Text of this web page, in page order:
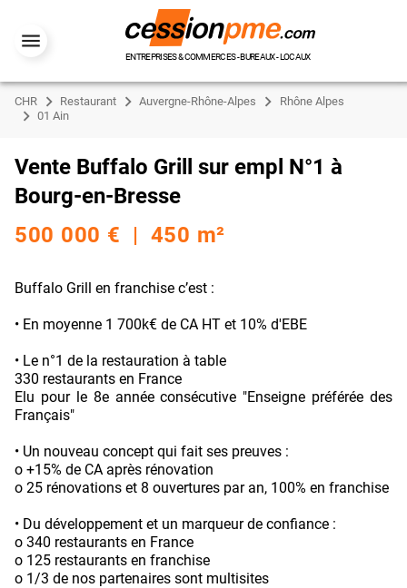
ENTREPRISES & COMMERCES - BUREAUX - LOCAUX
CHR Restaurant Auvergne-Rhône-Alpes
Rhône Alpes
01 Ain
Vente Buffalo Grill sur empl N°1 à
Bourg-en-Bresse
500 000 € | 450 m²
Buffalo Grill en franchise c’est :
• En moyenne 1 700k€ de CA HT et 10% d'EBE
• Le n°1 de la restauration à table
330 restaurants en France
Elu pour le 8e année consécutive "Enseigne préférée des
Français"
• Un nouveau concept qui fait ses preuves :
o +15% de CA après rénovation
o 25 rénovations et 8 ouvertures par an, 100% en franchise
• Du développement et un marqueur de confiance :
o 340 restaurants en France
o 125 restaurants en franchise
o 1/3 de nos partenaires sont multisites